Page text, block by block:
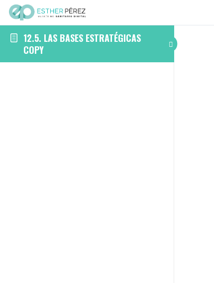
12.5. LAS BASES ESTRATÉGICAS
COPY